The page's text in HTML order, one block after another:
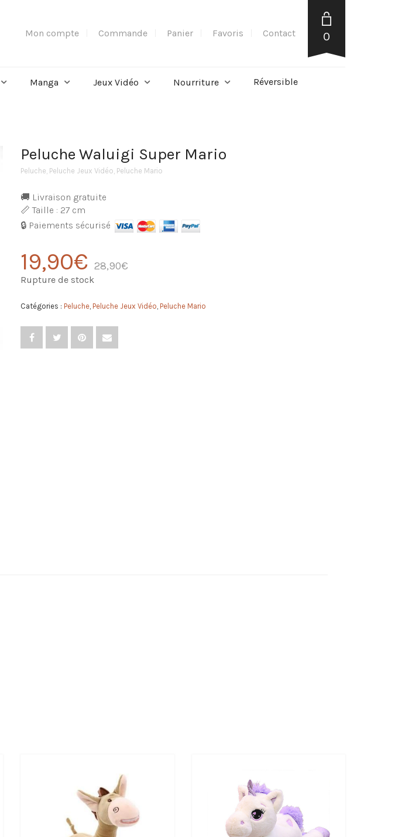
Mon compte Commande Panier Favoris Contact 0
Manga Jeux Vidéo Nourriture Réversible
Peluche Waluigi Super Mario
Peluche Peluche Jeux Vidéo Peluche Mario
🚚 Livraison gratuite
📏 Taille : 27 cm
🔒 Paiements sécurisé
28,90€
19,90€
Rupture de stock
Catégories : Peluche Peluche Jeux Vidéo Peluche Mario